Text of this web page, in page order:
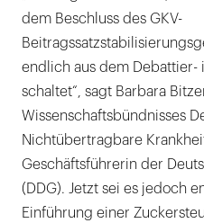
dem Beschluss des GKV-
endlich aus dem Debattier-
schaltet“, sagt Barbara
Wissenschaftsbündnisses
Nichtübertragbare
Geschäftsführerin der
(DDG). Jetzt sei es jedoch
Einführung einer